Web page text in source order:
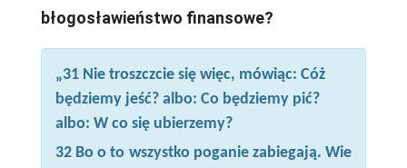
błogosławieństwo finansowe?
„31 Nie troszczcie się więc, mówiąc: Cóż
będziemy jeść? albo: Co będziemy pić?
albo: W co się ubierzemy?
32 Bo o to wszystko poganie zabiegają. Wie